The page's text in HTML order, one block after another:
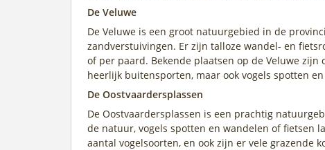
De Veluwe
De Veluwe is een groot natuurgebied in de
zandverstuivingen. Er zijn talloze wandel- en
of per paard. Bekende plaatsen op de Veluwe
heerlijk buitensporten, maar ook vogels spotten
De Oostvaardersplassen
De Oostvaardersplassen is een prachtig
de natuur, vogels spotten en wandelen of fietsen
aantal vogelsoorten, en ook zijn er vele grazende